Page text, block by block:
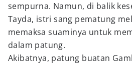
sempurna. Namun, di balik
Tayda, istri sang pematung
memaksa suaminya untuk
dalam patung.
Akibatnya, patung buatan